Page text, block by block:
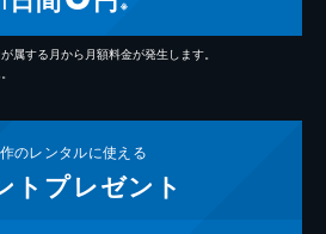
※
属する月から月額料金が発生します。
のレンタルに使える
ト プレゼント